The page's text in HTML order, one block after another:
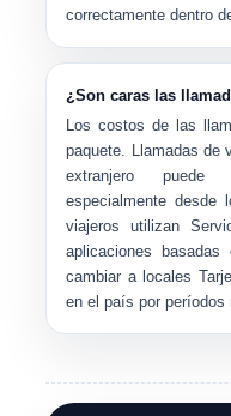
correctamente dentro
¿Son caras las
Los costos de las
paquete. Llamadas de
extranjero puede
especialmente desde
viajeros utilizan
aplicaciones basadas
cambiar a locales
en el país por períodos